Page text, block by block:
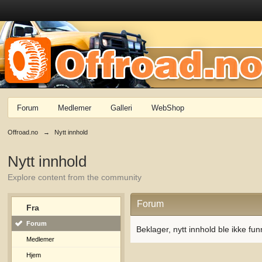
Forum Medlemer Galleri WebShop
Offroad.no → Nytt innhold
Nytt innhold
Explore content from the community
Fra
Forum
Medlemer
Hjem
Forum
Beklager, nytt innhold ble ikke